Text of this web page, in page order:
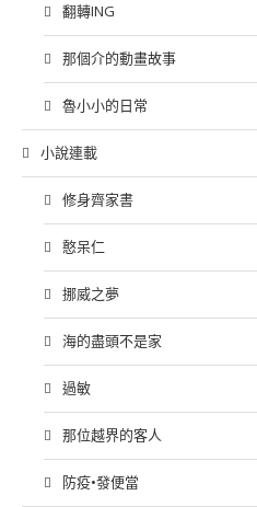
翻轉ING
那個介的動畫故事
魯小小的日常
小說連載
修身齊家書
憨呆仁
挪威之夢
海的盡頭不是家
過敏
那位越界的客人
防疫•發便當